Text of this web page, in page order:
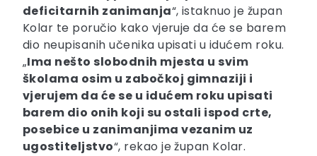
deficitarnih zanimanja“, istaknuo je župan
Kolar te poručio kako vjeruje da će se barem
dio neupisanih učenika upisati u idućem roku.
„Ima nešto slobodnih mjesta u svim
školama osim u zabočkoj gimnaziji i
vjerujem da će se u idućem roku upisati
barem dio onih koji su ostali ispod crte,
posebice u zanimanjima vezanim uz
ugostiteljstvo“, rekao je župan Kolar.